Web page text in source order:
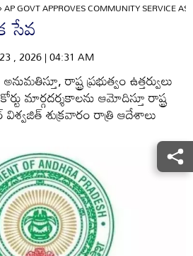
AP GOVT APPROVES COMMUNITY SERVICE
సేవ
, 2026 | 04:31 AM
రాష్ట్ర ప్రభుత్వం ఉత్తర్వులు
మార్గదర్శకాలను ఆమోదిస్తూ రాష్ట్ర
శుక్రవారం రాత్రి ఆదేశాలు